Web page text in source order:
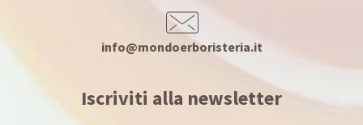
info@mondoerboristeria.it
Iscriviti alla newsletter